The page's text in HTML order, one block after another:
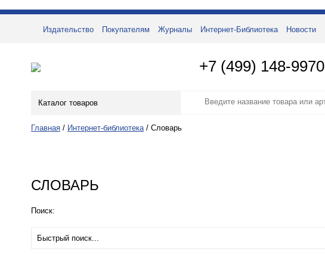
Издательство Покупателям Журналы Интернет-Библиотека Новости
+7 (499) 148-9970
Каталог товаров
Главная / Интернет-библиотека / Словарь
СЛОВАРЬ
Поиск: